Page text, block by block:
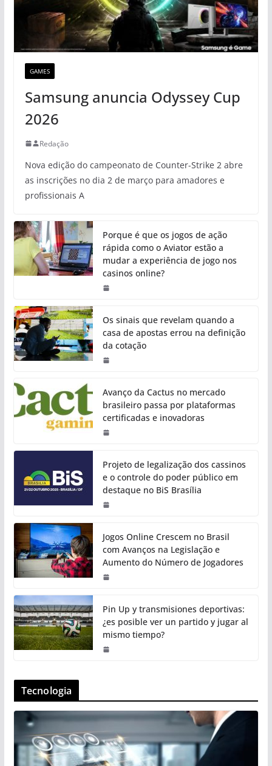
GAMES
Samsung anuncia Odyssey Cup
2026
Redação
Nova edição do campeonato de Counter-Strike 2 abre
as inscrições no dia 2 de março para amadores e
profissionais A
Porque é que os jogos de ação
rápida como o Aviator estão a
mudar a experiência de jogo nos
casinos online?
Os sinais que revelam quando a
casa de apostas errou na definição
da cotação
Avanço da Cactus no mercado
brasileiro passa por plataformas
certificadas e inovadoras
Projeto de legalização dos cassinos
e o controle do poder público em
destaque no BiS Brasília
Jogos Online Crescem no Brasil
com Avanços na Legislação e
Aumento do Número de Jogadores
Pin Up y transmisiones deportivas:
¿es posible ver un partido y jugar al
mismo tiempo?
Tecnologia